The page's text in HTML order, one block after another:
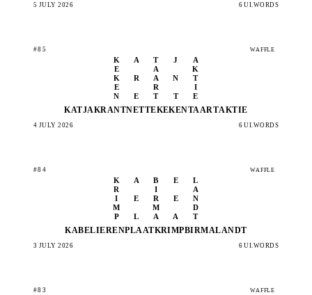
5 JULY 2026 6 UI.WORDS
#85 WAFFLE
K A T J
A
E
A
K
K
R A N
T
E
R
I
N
E T T E
KATJAKRANTNETTEKEKENTAARTAKTIE
4 JULY 2026 6 UI.WORDS
#84 WAFFLE
K A B E
L
R
I
A
I
E R E
N
M
M
D
P
L A A T
KABELIERENPLAATKRIMPBIRMALANDT
3 JULY 2026 6 UI.WORDS
#83 WAFFLE